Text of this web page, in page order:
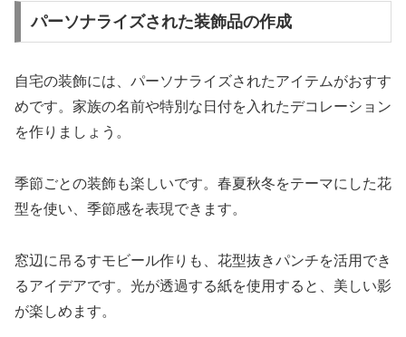
パーソナライズされた装飾品の作成
自宅の装飾には、パーソナライズされたアイテムがおすす
めです。家族の名前や特別な日付を入れたデコレーション
を作りましょう。
季節ごとの装飾も楽しいです。春夏秋冬をテーマにした花
型を使い、季節感を表現できます。
窓辺に吊るすモビール作りも、花型抜きパンチを活用でき
るアイデアです。光が透過する紙を使用すると、美しい影
が楽しめます。